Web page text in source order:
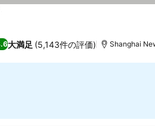
金を表示
大満足 (5,143件の評価) Shanghai